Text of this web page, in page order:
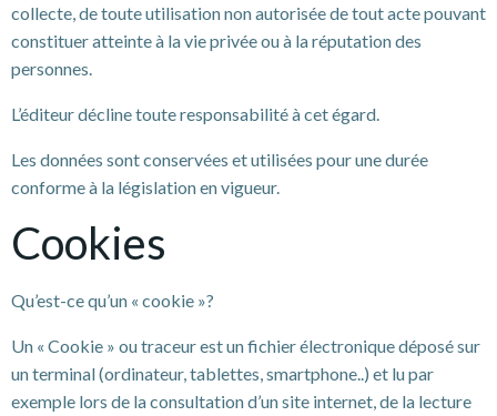
collecte, de toute utilisation non autorisée de tout acte pouvant
constituer atteinte à la vie privée ou à la réputation des
personnes.
L’éditeur décline toute responsabilité à cet égard.
Les données sont conservées et utilisées pour une durée
conforme à la législation en vigueur.
Cookies
Qu’est-ce qu’un « cookie »?
Un « Cookie » ou traceur est un fichier électronique déposé sur
un terminal (ordinateur, tablettes, smartphone..) et lu par
exemple lors de la consultation d’un site internet, de la lecture